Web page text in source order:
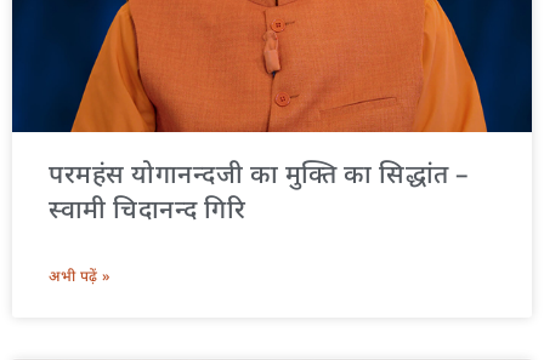
परमहंस योगानन्दजी का मुक्ति का सिद्धांत –
स्वामी चिदानन्द गिरि
अभी पढ़ें »